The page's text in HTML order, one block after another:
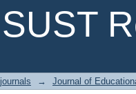
SUST
→ Journal of